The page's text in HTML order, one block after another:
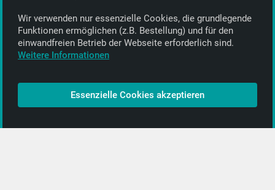
Alle Informationen
Kontakt
CD-Anbieter werden
CD-Anbieter-Login
Wir verwenden nur essenzielle Cookies, die grund­legende
Funktionen ermöglichen (z.B. Bestellung) und für den
einwand­freien Betrieb der Webseite erforderlich sind.
Weitere Informationen
Essenzielle Cookies akzeptieren